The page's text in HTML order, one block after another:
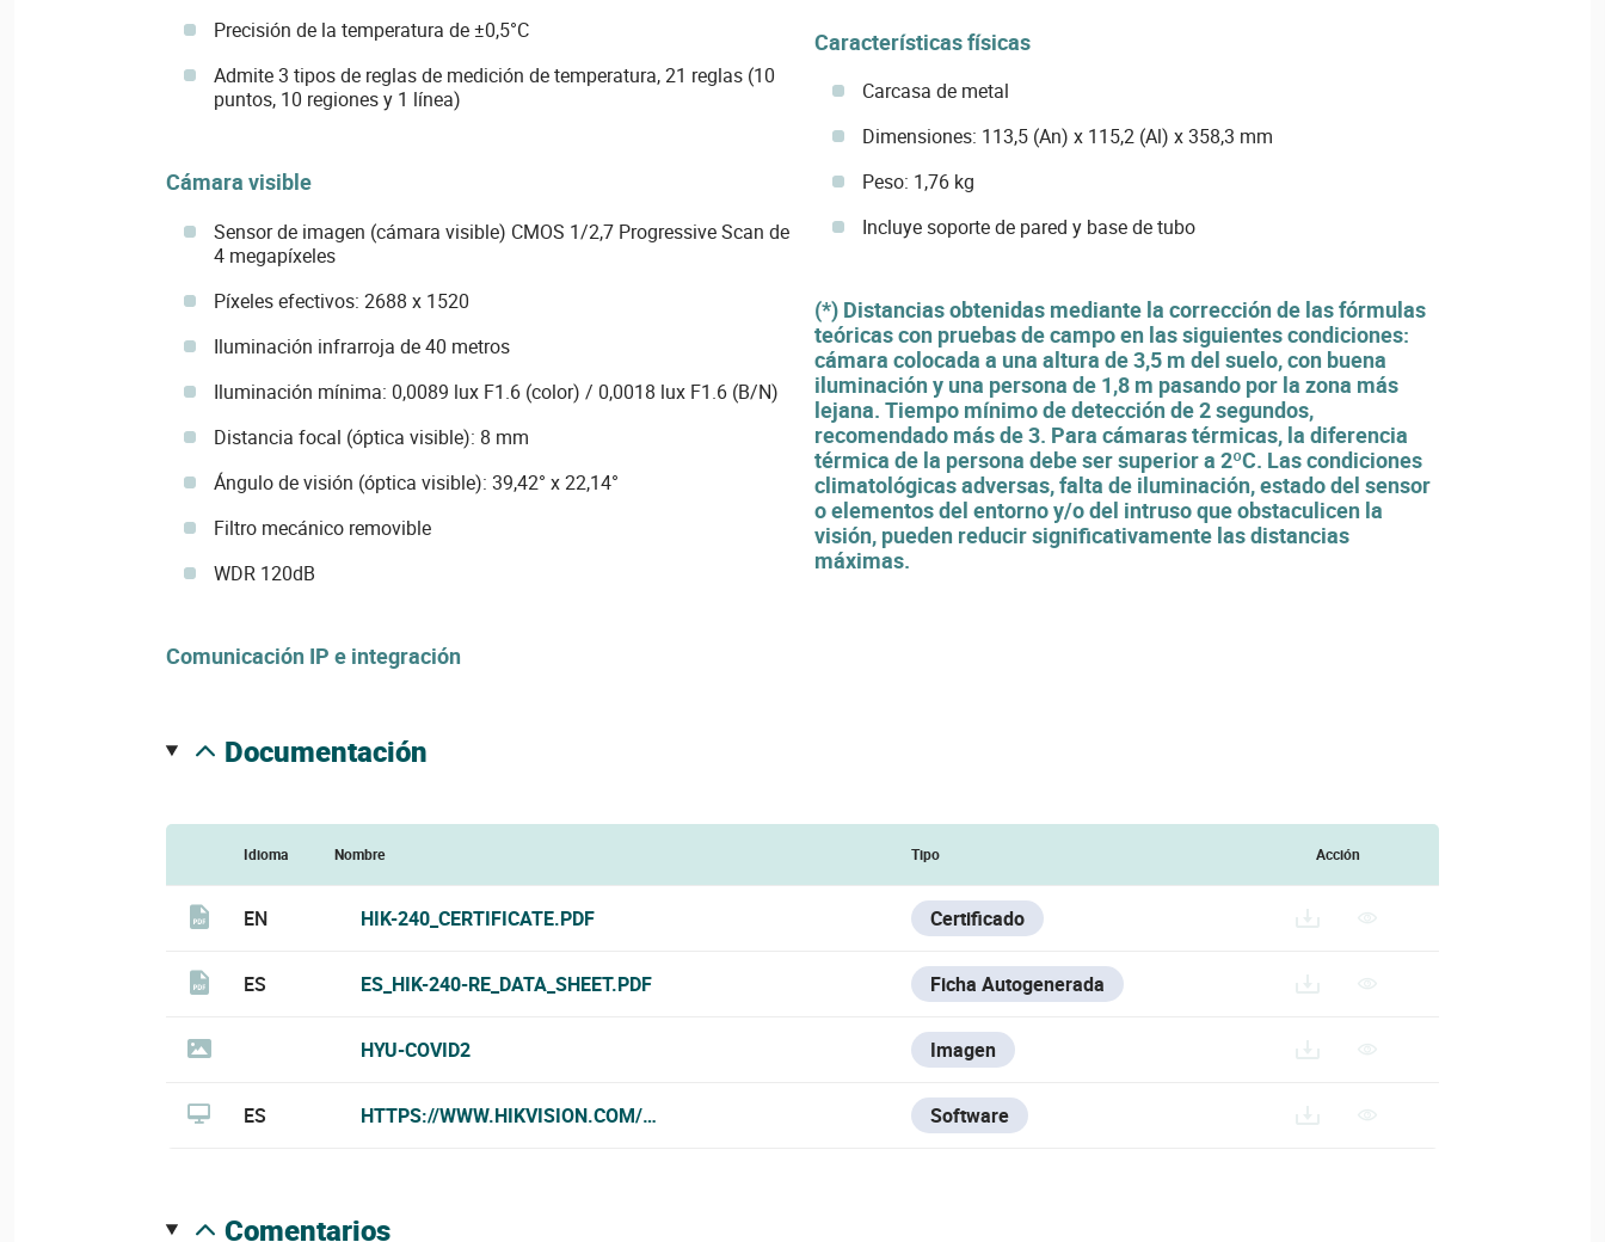
Precisión de la temperatura de ±0,5°C
Admite 3 tipos de reglas de medición de temperatura, 21 reglas (10
puntos, 10 regiones y 1 línea)
Cámara visible
Sensor de imagen (cámara visible) CMOS 1/2,7 Progressive Scan de
4 megapíxeles
Píxeles efectivos: 2688 x 1520
Iluminación infrarroja de 40 metros
Iluminación mínima: 0,0089 lux F1.6 (color) / 0,0018 lux F1.6 (B/N)
Distancia focal (óptica visible): 8 mm
Ángulo de visión (óptica visible): 39,42° x 22,14°
Filtro mecánico removible
WDR 120dB
Comunicación IP e integración
Características físicas
Carcasa de metal
Dimensiones: 113,5 (An) x 115,2 (Al) x 358,3 mm
Peso: 1,76 kg
Incluye soporte de pared y base de tubo
(*) Distancias obtenidas mediante la corrección de las fórmulas
teóricas con pruebas de campo en las siguientes condiciones:
cámara colocada a una altura de 3,5 m del suelo, con buena
iluminación y una persona de 1,8 m pasando por la zona más
lejana. Tiempo mínimo de detección de 2 segundos,
recomendado más de 3. Para cámaras térmicas, la diferencia
térmica de la persona debe ser superior a 2ºC. Las condiciones
climatológicas adversas, falta de iluminación, estado del sensor
o elementos del entorno y/o del intruso que obstaculicen la
visión, pueden reducir significativamente las distancias
máximas.
documentación
Idioma Nombre Tipo Acción
EN HIK-240_CERTIFICATE.PDF Certificado
ES ES_HIK-240-RE_DATA_SHEET.PDF Ficha Autogenerada
HYU-COVID2 Imagen
ES HTTPS://WWW.HIKVISION.COM/ES/SUPPORT/DOWNLOAD/SOFTWARE/IVMS4200-SERIES/
Software
comentarios